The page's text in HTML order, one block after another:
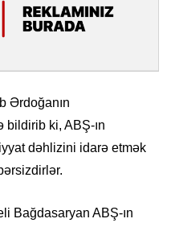
Ərdoğanın
bildirib ki, ABŞ-ın
dəhlizini idarə etmək
Bağdasaryan ABŞ-ın